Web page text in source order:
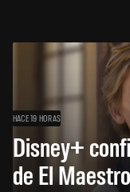
HACE 19 HORAS
Disney+
de El